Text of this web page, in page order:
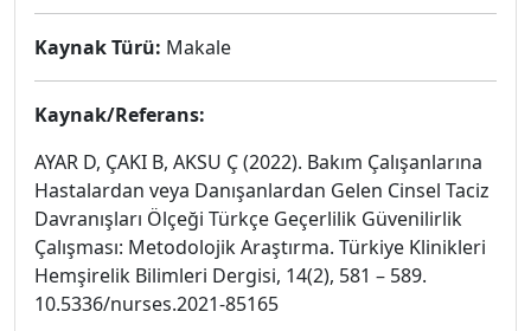
Kaynak Türü: Makale
Kaynak/Referans:
AYAR D, ÇAKI B, AKSU Ç (2022). Bakım Çalışanlarına
Hastalardan veya Danışanlardan Gelen Cinsel Taciz
Davranışları Ölçeği Türkçe Geçerlilik Güvenilirlik
Çalışması: Metodolojik Araştırma. Türkiye Klinikleri
Hemşirelik Bilimleri Dergisi, 14(2), 581 – 589.
10.5336/nurses.2021-85165